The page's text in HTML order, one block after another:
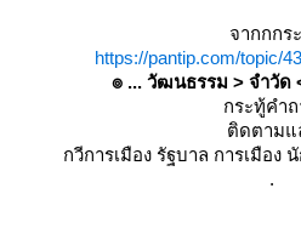
จากกกร
https://pantip.com/topic/
๏ ... วัฒนธรรม > จำวัด
กระทู้คำ
ติดตามแ
กวีการเมือง รัฐบาล การเมือง
.